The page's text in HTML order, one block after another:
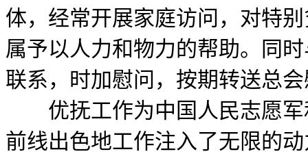
体，经常开展家庭访问，对特
属予以人力和物力的帮助。同
联系，时加慰问，按期转送总
优抚工作为中国人民志愿军
前线出色地工作注入了无限的